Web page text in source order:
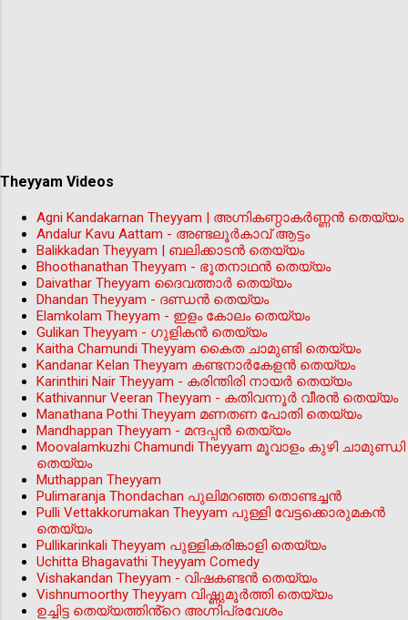
Theyyam Videos
Agni Kandakarnan Theyyam | അഗ്നികണ്ഠാകർണ്ണൻ തെയ്യം
Andalur Kavu Aattam - അണ്ടലൂർകാവ് ആട്ടം
Balikkadan Theyyam | ബലിക്കാടൻ തെയ്യം
Bhoothanathan Theyyam - ഭൂതനാഥൻ തെയ്യം
Daivathar Theyyam ദൈവത്താര്‍ തെയ്യം
Dhandan Theyyam - ദണ്ഡൻ തെയ്യം
Elamkolam Theyyam - ഇളം കോലം തെയ്യം
Gulikan Theyyam - ഗുളികൻ തെയ്യം
Kaitha Chamundi Theyyam കൈത ചാമുണ്ടി തെയ്യം
Kandanar Kelan Theyyam കണ്ടനാർകേളൻ തെയ്യം
Karinthiri Nair Theyyam - കരിന്തിരി നായർ തെയ്യം
Kathivannur Veeran Theyyam - കതിവന്നൂര്‍ വീരന്‍ തെയ്യം
Manathana Pothi Theyyam മണതണ പോതി തെയ്യം
Mandhappan Theyyam - മന്ദപ്പന്‍ തെയ്യം
Moovalamkuzhi Chamundi Theyyam മൂവാളം കുഴി ചാമുണ്ഡി
തെയ്യം
Muthappan Theyyam
Pulimaranja Thondachan പുലിമറഞ്ഞ തൊണ്ടച്ചൻ
Pulli Vettakkorumakan Theyyam പുള്ളി വേട്ടക്കൊരുമകൻ
തെയ്യം
Pullikarinkali Theyyam പുള്ളികരിങ്കാളി തെയ്യം
Uchitta Bhagavathi Theyyam Comedy
Vishakandan Theyyam - വിഷകണ്ടൻ തെയ്യം
Vishnumoorthy Theyyam വിഷ്ണുമൂർത്തി തെയ്യം
ഉച്ചിട്ട തെയ്യത്തിൻ്റെ അഗ്നിപ്രവേശം